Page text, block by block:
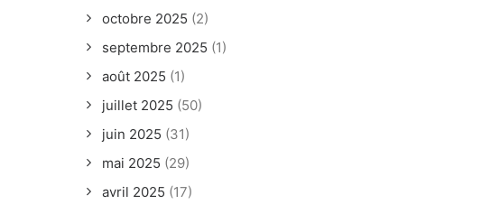
octobre 2025 (2)
septembre 2025 (1)
août 2025 (1)
juillet 2025 (50)
juin 2025 (31)
mai 2025 (29)
avril 2025 (17)